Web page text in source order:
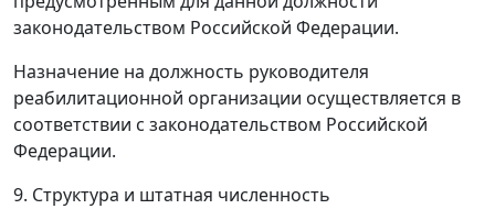
законодательством Российской Федерации.
Назначение на должность руководителя
реабилитационной организации осуществляется в
соответствии с законодательством Российской
Федерации.
9. Структура и штатная численность